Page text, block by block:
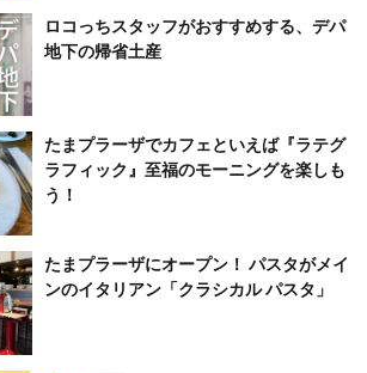
ロコっちスタッフがおすすめする、デパ
地下の帰省土産
たまプラーザでカフェといえば『ラテグ
ラフィック』至福のモーニングを楽しも
う！
たまプラーザにオープン！ パスタがメイ
ンのイタリアン「クラシカル パスタ」